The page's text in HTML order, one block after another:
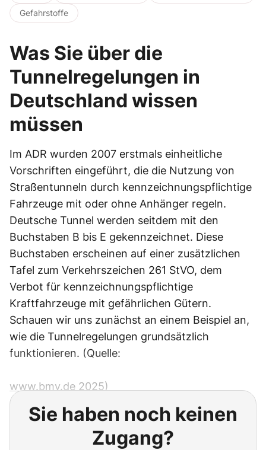
Gefahrstoffe
Was Sie über die
Tunnelregelungen in
Deutschland wissen
müssen
Im ADR wurden 2007 erstmals einheitliche
Vorschriften eingeführt, die die Nutzung von
Straßentunneln durch kennzeichnungspflichtige
Fahrzeuge mit oder ohne Anhänger regeln.
Deutsche Tunnel werden seitdem mit den
Buchstaben B bis E gekennzeichnet. Diese
Buchstaben erscheinen auf einer zusätzlichen
Tafel zum Verkehrszeichen 261 StVO, dem
Verbot für kennzeichnungspflichtige
Kraftfahrzeuge mit gefährlichen Gütern.
Schauen wir uns zunächst an einem Beispiel an,
wie die Tunnelregelungen grundsätzlich
funktionieren. (Quelle:
www.bmv.de 2025)
Sie haben noch keinen
Zugang?